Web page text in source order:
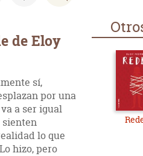
de Eloy
sí,
por una
a ser igual
sienten
lo que
hizo, pero